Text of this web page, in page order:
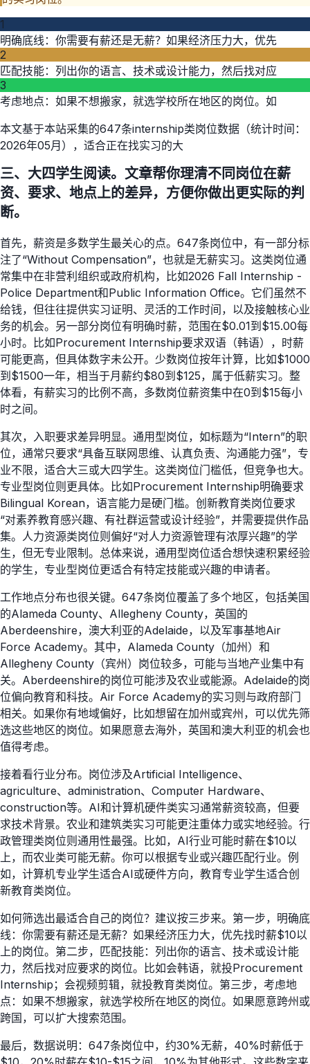
1
明确底线：你需要有薪还是无薪？如果经济压力大，优先
2
匹配技能：列出你的语言、技术或设计能力，然后找对应
3
考虑地点：如果不想搬家，就选学校所在地区的岗位。如
本文基于本站采集的647条internship类岗位数据（统计时间：
2026年05月），适合正在找实习的大
三、大四学生阅读。文章帮你理清不同岗位在薪
资、要求、地点上的差异，方便你做出更实际的判
断。
首先，薪资是多数学生最关心的点。647条岗位中，有一部分标
注了“Without Compensation”，也就是无薪实习。这类岗位通
常集中在非营利组织或政府机构，比如2026 Fall Internship -
Police Department和Public Information Office。它们虽然不
给钱，但往往提供实习证明、灵活的工作时间，以及接触核心业
务的机会。另一部分岗位有明确时薪，范围在$0.01到$15.00每
小时。比如Procurement Internship要求双语（韩语），时薪
可能更高，但具体数字未公开。少数岗位按年计算，比如$1000
到$1500一年，相当于月薪约$80到$125，属于低薪实习。整
体看，有薪实习的比例不高，多数岗位薪资集中在0到$15每小
时之间。
其次，入职要求差异明显。通用型岗位，如标题为“Intern”的职
位，通常只要求“具备互联网思维、认真负责、沟通能力强”，专
业不限，适合大三或大四学生。这类岗位门槛低，但竞争也大。
专业型岗位则更具体。比如Procurement Internship明确要求
Bilingual Korean，语言能力是硬门槛。创新教育类岗位要求
“对素养教育感兴趣、有社群运营或设计经验”，并需要提供作品
集。人力资源类岗位则偏好“对人力资源管理有浓厚兴趣”的学
生，但无专业限制。总体来说，通用型岗位适合想快速积累经验
的学生，专业型岗位更适合有特定技能或兴趣的申请者。
工作地点分布也很关键。647条岗位覆盖了多个地区，包括美国
的Alameda County、Allegheny County，英国的
Aberdeenshire，澳大利亚的Adelaide，以及军事基地Air
Force Academy。其中，Alameda County（加州）和
Allegheny County（宾州）岗位较多，可能与当地产业集中有
关。Aberdeenshire的岗位可能涉及农业或能源。Adelaide的岗
位偏向教育和科技。Air Force Academy的实习则与政府部门
相关。如果你有地域偏好，比如想留在加州或宾州，可以优先筛
选这些地区的岗位。如果愿意去海外，英国和澳大利亚的机会也
值得考虑。
接着看行业分布。岗位涉及Artificial Intelligence、
agriculture、administration、Computer Hardware、
construction等。AI和计算机硬件类实习通常薪资较高，但要
求技术背景。农业和建筑类实习可能更注重体力或实地经验。行
政管理类岗位则通用性最强。比如，AI行业可能时薪在$10以
上，而农业类可能无薪。你可以根据专业或兴趣匹配行业。例
如，计算机专业学生适合AI或硬件方向，教育专业学生适合创
新教育类岗位。
如何筛选出最适合自己的岗位？建议按三步来。第一步，明确底
线：你需要有薪还是无薪？如果经济压力大，优先找时薪$10以
上的岗位。第二步，匹配技能：列出你的语言、技术或设计能
力，然后找对应要求的岗位。比如会韩语，就投Procurement
Internship；会视频剪辑，就投教育类岗位。第三步，考虑地
点：如果不想搬家，就选学校所在地区的岗位。如果愿意跨州或
跨国，可以扩大搜索范围。
最后，数据说明：647条岗位中，约30%无薪，40%时薪低于